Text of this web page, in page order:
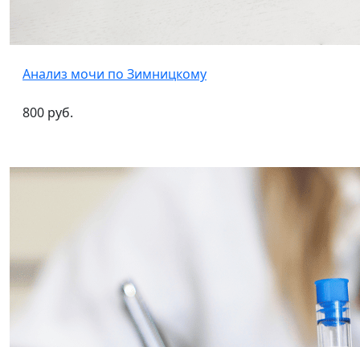
Анализ мочи по Зимницкому
800 руб.